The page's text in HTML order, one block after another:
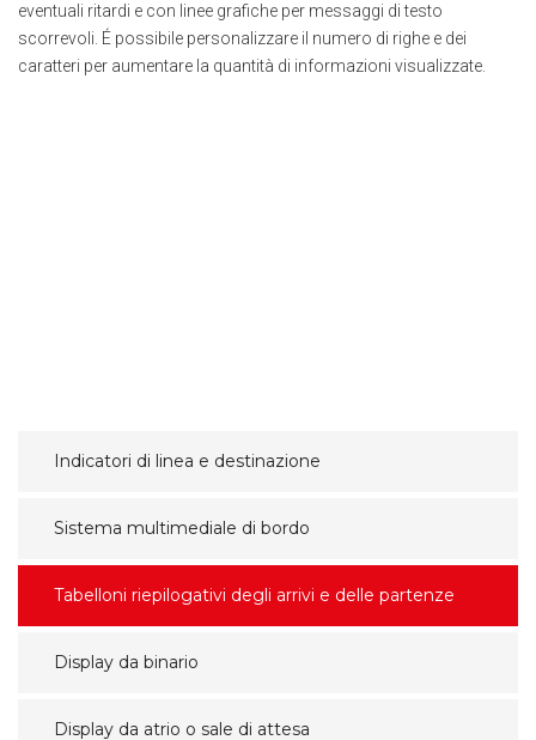
eventuali ritardi e con linee grafiche per messaggi di testo
scorrevoli. É possibile personalizzare il numero di righe e dei
caratteri per aumentare la quantità di informazioni visualizzate.
Indicatori di linea e destinazione
Sistema multimediale di bordo
Tabelloni riepilogativi degli arrivi e delle partenze
Display da binario
Display da atrio o sale di attesa